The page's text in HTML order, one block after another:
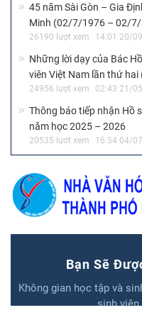
45 năm Sài Gòn – Gia
Minh (02/7/1976 – 02/
26190 lượt xem 14:01 20/
Những lời dạy của Bác
viên Việt Nam lần thứ
24956 lượt xem 02:43 21/
Thông báo tiếp nhận Hồ
năm học 2025 – 2026
20535 lượt xem 16:54 04/
Bạn Sẽ
Không gian học tập và
sinh viên